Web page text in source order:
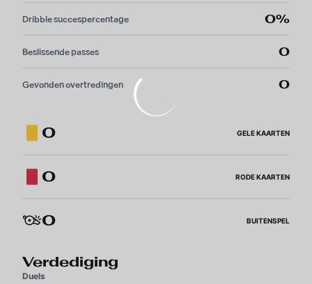
Dribble succespercentage 0%
Beslissende passes 0
Gevonden overtredingen 0
0 GELE KAARTEN
0 RODE KAARTEN
0 BUITENSPEL
Verdediging
Duels